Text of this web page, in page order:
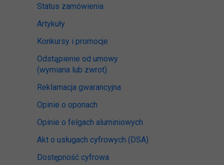
Status zamówienia
Artykuły
Konkursy i promocje
Odstąpienie od umowy
(wymiana lub zwrot)
Reklamacja gwarancyjna
Opinie o oponach
Opinie o felgach aluminiowych
Akt o usługach cyfrowych (DSA)
Dostępność cyfrowa